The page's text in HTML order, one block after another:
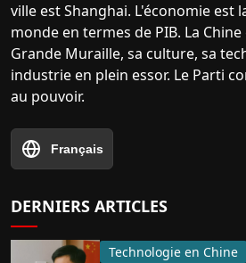
ville est Shanghai. L'économie est
monde en termes de PIB. La
Grande Muraille, sa culture, sa
industrie en plein essor. Le Parti
au pouvoir.
Français
DERNIERS ARTICLES
Technologie en Chine